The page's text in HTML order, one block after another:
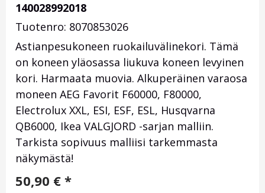
140028992018
Tuotenro: 8070853026
Astianpesukoneen ruokailuvälinekori. Tämä
on koneen yläosassa liukuva koneen levyinen
kori. Harmaata muovia. Alkuperäinen varaosa
moneen AEG Favorit F60000, F80000,
Electrolux XXL, ESI, ESF, ESL, Husqvarna
QB6000, Ikea VALGJORD -sarjan malliin.
Tarkista sopivuus malliisi tarkemmasta
näkymästä!
50,90 € *